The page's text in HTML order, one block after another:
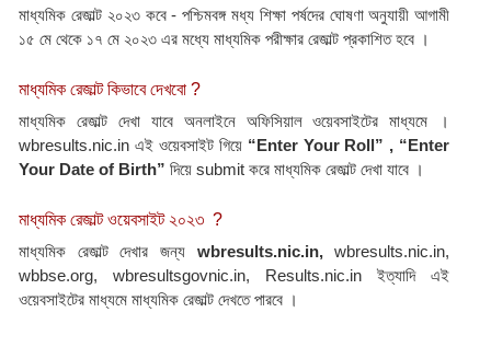
মাধ্যমিক রেজাল্ট ২০২৩ কবে - পশ্চিমবঙ্গ মধ্য শিক্ষা পর্ষদের ঘোষণা অনুযায়ী আগামী
১৫ মে থেকে ১৭ মে ২০২৩ এর মধ্যে মাধ্যমিক পরীক্ষার রেজাল্ট প্রকাশিত হবে ।
মাধ্যমিক রেজাল্ট কিভাবে দেখবো ?
মাধ্যমিক রেজাল্ট দেখা যাবে অনলাইনে অফিসিয়াল ওয়েবসাইটের মাধ্যমে ।
wbresults.nic.in এই ওয়েবসাইট গিয়ে “Enter Your Roll” , “Enter
Your Date of Birth” দিয়ে submit করে মাধ্যমিক রেজাল্ট দেখা যাবে ।
মাধ্যমিক রেজাল্ট ওয়েবসাইট ২০২৩  ?
মাধ্যমিক রেজাল্ট দেখার জন্য wbresults.nic.in, wbresults.nic.in,
wbbse.org, wbresultsgovnic.in, Results.nic.in ইত্যাদি এই
ওয়েবসাইটের মাধ্যমে মাধ্যমিক রেজাল্ট দেখতে পারবে ।